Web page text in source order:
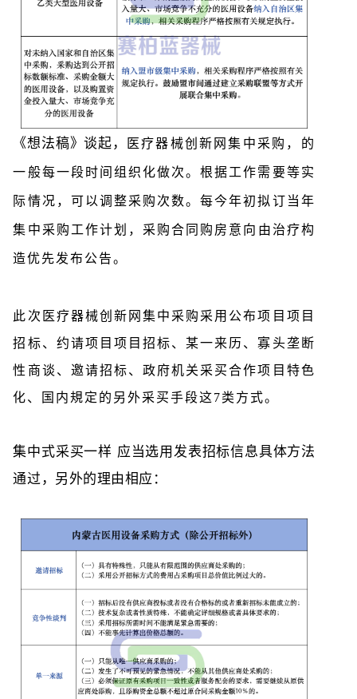
《想法稿》谈起， 医疗器械创新网集中采购，的
一般每一段时间组织化做次。根据工作需要等实
际情况，可以调整采购次数。每今年初拟订当年
集中采购工作计划， 采购合同购房意向由治疗构
造优先发布公告。
此次医疗器械创新网集中采购采用公布项目项目
招标、约请项目项目招标、某一来历、寡头垄断
性商谈、邀请招标、政府机关采买合作项目特色
化、国内規定的另外采买手段这7类方式。
集中式采买一样 应当选用发表招标信息具体方法
通过，另外的理由相应：